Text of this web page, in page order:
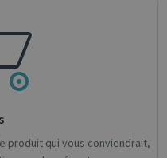
produit qui vous conviendrait,